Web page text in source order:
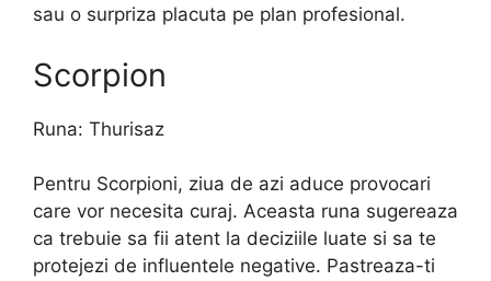
sau o surpriza placuta pe plan profesional.
Scorpion
Runa: Thurisaz
Pentru Scorpioni, ziua de azi aduce provocari
care vor necesita curaj. Aceasta runa sugereaza
ca trebuie sa fii atent la deciziile luate si sa te
protejezi de influentele negative. Pastreaza-ti